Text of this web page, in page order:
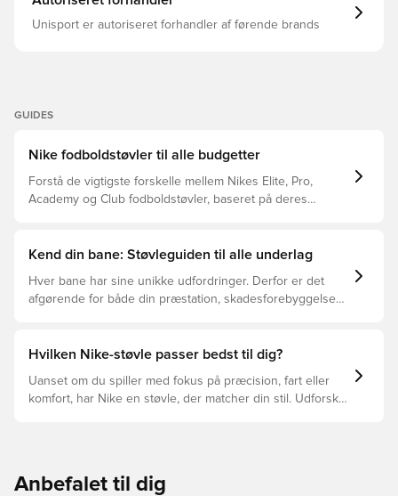
Unisport er autoriseret forhandler af førende brands
GUIDES
Nike fodboldstøvler til alle budgetter
Forstå de vigtigste forskelle mellem Nikes Elite, Pro,
Academy og Club fodboldstøvler, baseret på deres
Kend din bane: Støvleguiden til alle underlag
Hver bane har sine unikke udfordringer. Derfor er det
afgørende for både din præstation, skadesforebyggelse
støvler der er det bedste valg til de forskellige typer
Hvilken Nike-støvle passer bedst til dig?
Uanset om du spiller med fokus på præcision, fart eller
komfort, har Nike en støvle, der matcher din stil. Udforsk
Anbefalet til dig